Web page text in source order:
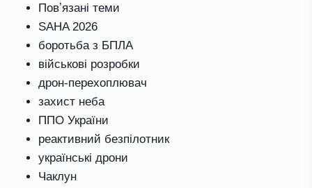
Повʼязані теми
SAHA 2026
боротьба з БПЛА
військові розробки
дрон-перехоплювач
захист неба
ППО України
реактивний безпілотник
українські дрони
Чаклун